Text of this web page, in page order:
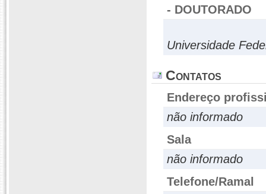
- DOUTORADO
Universidade
Contatos
Endereço
não informado
Sala
não informado
Telefone/Ramal